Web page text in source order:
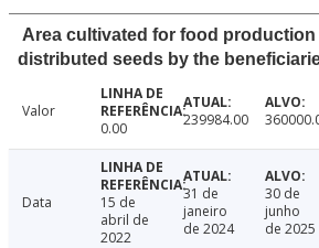
Area cultivated for food production
distributed seeds by the
Valor
0.00
239984.00
Data
15 de
abril de
2022
31 de
janeiro
de 2024
30 de
junho
de 2025